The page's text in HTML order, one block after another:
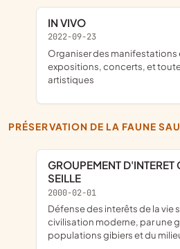
IN VIVO
2022-09-23
organiser des manifestations en milieu rural par des
expositions, concerts, et
artistiques
PRÉSERVATION DE LA FAUNE
GROUPEMENT D'INTERET CYNEGETIQUE DE LA
SEILLE
2000-02-01
défense des interêts de la vie sauvage dans la
civilisation moderne, par une
populations gibiers et du